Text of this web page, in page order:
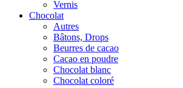
Vernis
Chocolat
Autres
Bâtons, Drops
Beurres de cacao
Cacao en poudre
Chocolat blanc
Chocolat coloré